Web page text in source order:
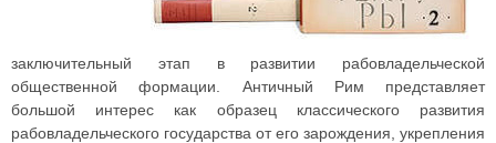
заключительный этап в развитии рабовладельческой
общественной формации. Античный Рим представляет
большой интерес как образец классического развития
рабовладельческого государства от его зарождения, укрепления